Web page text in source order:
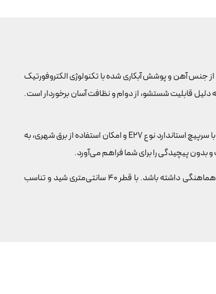
از جنس آهن و پوشش آبکاری شده با تکنولوژی الکتروفورتیک
قابلیت شستشو، از دوام و نظافت آسان برخوردار است.
مراجعه کنید و از گارانتی 60 ماهه برای رنگ بدنه بهره‌مند شوید. این محصول با سرپیچ استاندارد نوع E27 و امکان استفاده از برق شهری، به
بدون پیچیدگی را برای شما فراهم می‌آورد.
کلاهک این آباژور در پنج رنگ متنوع سفید استخوانی، کرم، طوسی، مشکی و نسکافه‌ای ارائه می‌شود که می‌تواند با دکوراسیون‌های مختلف هماهنگی داشته باشد. با قطر 40 سانتی‌متری شید و تناسب